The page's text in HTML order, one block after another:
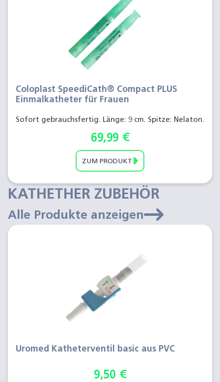
Coloplast SpeediCath® Compact PLUS
Einmalkatheter für Frauen
Sofort gebrauchsfertig. Länge: 9 cm. Spitze: Nelaton.
69,99 €
ZUM PRODUKT
KATHETHER ZUBEHÖR
Alle Produkte anzeigen
Uromed Katheterventil basic aus PVC
9,50 €